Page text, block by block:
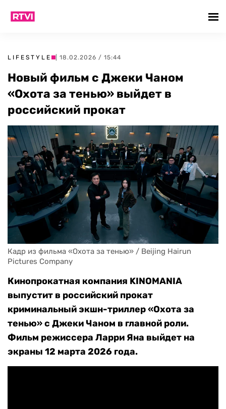
LIFESTYLE | 18.02.2026 / 15:44
Новый фильм с Джеки Чаном
«Охота за тенью» выйдет в
российский прокат
Кадр из фильма «Охота за тенью» / Beijing Hairun
Pictures Company
Кинопрокатная компания KINOMANIA
выпустит в российский прокат
криминальный экшн-триллер «Охота за
тенью» с Джеки Чаном в главной роли.
Фильм режиссера Ларри Яна выйдет на
экраны 12 марта 2026 года.